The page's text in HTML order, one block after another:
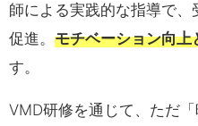
師による実践的な指導で
促進。 モチベーション向上
す。
VMD研修を通じて、ただ